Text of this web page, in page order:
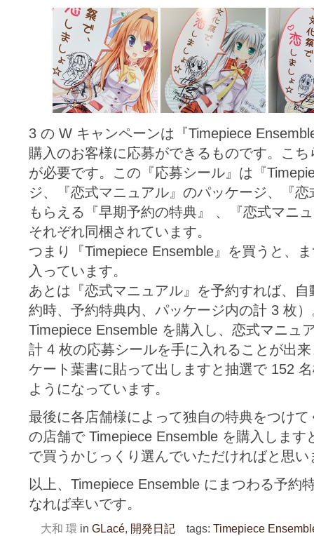
3 の W キャンペーンは『Timepiece
購入のお客様に応募ができるものです。こ
が必要です。この『応募シール』は『
ジ、『恋式マニュアル』のパッケージ、『
もらえる『早期予約の特典』 、『恋式マニ
それぞれ同梱されています。
つまり『Timepiece Ensemble』を買うと、
入っています。
あとは『恋式マニュアル』を予約すれば、
約時、予約特典内、パッケージ内の計 3 枚）
Timepiece Ensemble を購入し、恋式マニュ
計 4 枚の応募シールを手に入れることが出
ケート葉書に貼って出しますと抽選で 152
ようになっています。
最後に各店舗様によって独自の特典をつけ
の店舗で Timepiece Ensemble を購入しま
で買うかじっくり選んでいただければと思い
以上、Timepiece Ensemble にまつわる予約
なれば幸いです。
大和 環 in GLacé, 開発日記 tags: Timepiece